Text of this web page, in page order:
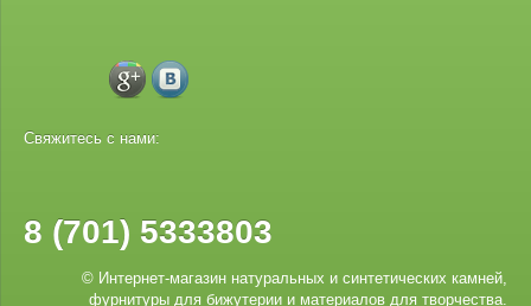
Свяжитесь с нами:
8 (701) 5333803
© Интернет-магазин натуральных и синтетических камней,
фурнитуры для бижутерии и материалов для творчества.